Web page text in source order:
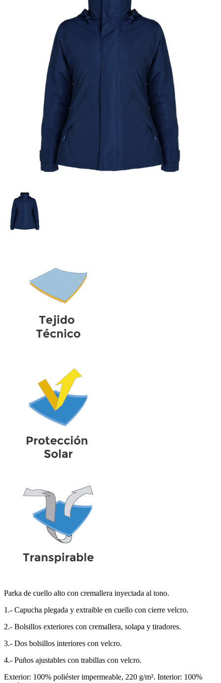
Parka de cuello alto con cremallera inyectada al tono.
1.- Capucha plegada y extraible en cuello con cierre velcro.
2.- Bolsillos exteriores con cremallera, solapa y tiradores.
3.- Dos bolsillos interiores con velcro.
4.- Puños ajustables con trabillas con velcro.
Exterior: 100% poliéster impermeable, 220 g/m². Interior: 100%